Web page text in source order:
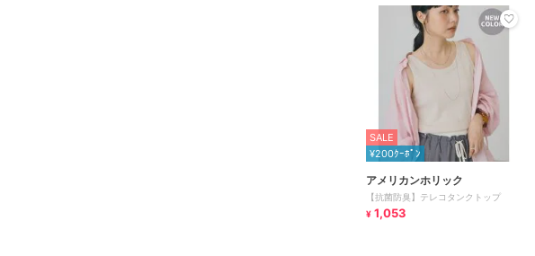
SALE
¥200ｸｰﾎﾟﾝ
アメリカンホリック
【抗菌防臭】テレコタンクトップ
¥ 1,053